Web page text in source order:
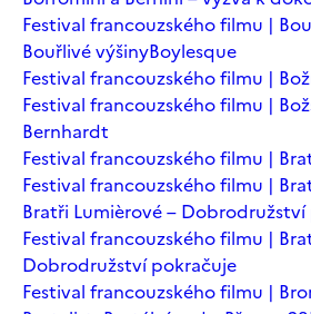
Festival francouzského filmu |
Bouřlivé výšinyBoylesque
Festival francouzského filmu |
Festival francouzského filmu |
Bernhardt
Festival francouzského filmu |
Festival francouzského filmu |
Bratři Lumièrové –
Festival francouzského filmu |
Dobrodružství pokračuje
Festival francouzského filmu |